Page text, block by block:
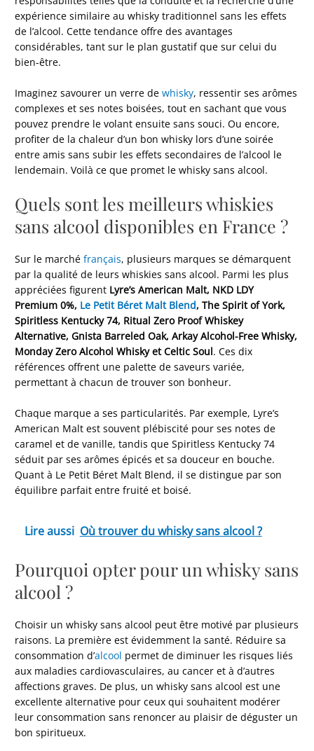
expérience similaire au whisky traditionnel sans les effets
de l’alcool. Cette tendance offre des avantages
considérables, tant sur le plan gustatif que sur celui du
bien-être.
Imaginez savourer un verre dewhisky, ressentir ses arômes
complexes et ses notes boisées, tout en sachant que vous
pouvez prendre le volant ensuite sans souci. Ou encore,
profiter de la chaleur d’un bon whisky lors d’une soirée
entre amis sans subir les effets secondaires de l’alcool le
lendemain. Voilà ce que promet le whisky sans alcool.
Quels sont les meilleurs whiskies
sans alcool disponibles en France ?
Sur le marchéfrançais, plusieurs marques se démarquent
par la qualité de leurs whiskies sans alcool. Parmi les plus
appréciées figurent Lyre’s American Malt, NKD LDY
Premium 0%, Le Petit Béret Malt Blend, The Spirit of York,
Spiritless Kentucky 74, Ritual Zero Proof Whiskey
Alternative, Gnista Barreled Oak, Arkay Alcohol-Free Whisky,
Monday Zero Alcohol Whisky et Celtic Soul. Ces dix
références offrent une palette de saveurs variée,
permettant à chacun de trouver son bonheur.
Chaque marque a ses particularités. Par exemple, Lyre’s
American Malt est souvent plébiscité pour ses notes de
caramel et de vanille, tandis que Spiritless Kentucky 74
séduit par ses arômes épicés et sa douceur en bouche.
Quant à Le Petit Béret Malt Blend, il se distingue par son
équilibre parfait entre fruité et boisé.
Lire aussi Où trouver du whisky sans alcool ?
Pourquoi opter pour un whisky sans
alcool ?
Choisir un whisky sans alcool peut être motivé par plusieurs
raisons. La première est évidemment la santé. Réduire sa
consommation d’alcool permet de diminuer les risques liés
aux maladies cardiovasculaires, au cancer et à d’autres
affections graves. De plus, un whisky sans alcool est une
excellente alternative pour ceux qui souhaitent modérer
leur consommation sans renoncer au plaisir de déguster un
bon spiritueux.